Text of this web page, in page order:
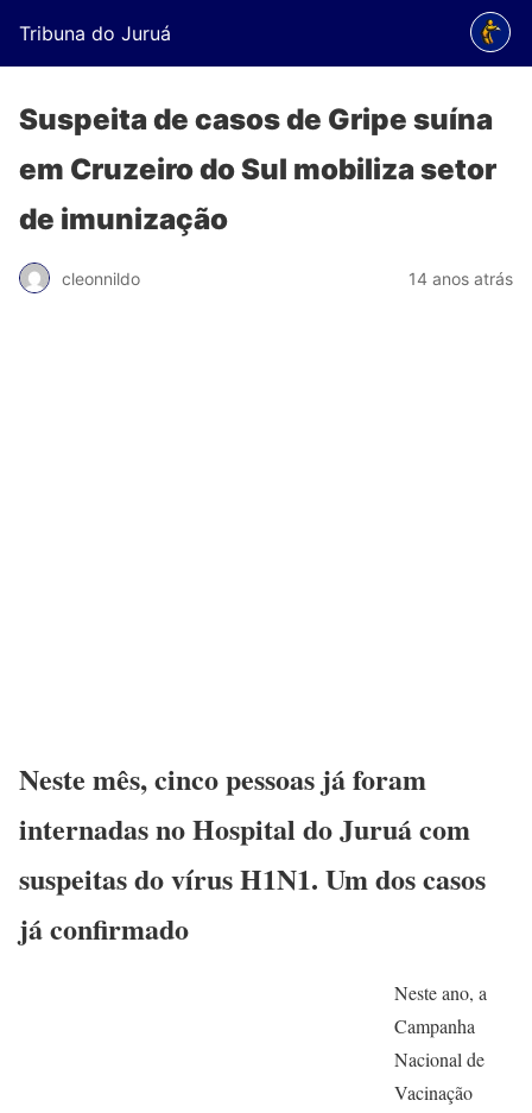
Tribuna do Juruá
Suspeita de casos de Gripe suína
em Cruzeiro do Sul mobiliza setor
de imunização
cleonnildo 14 anos atrás
Neste mês, cinco pessoas já foram
internadas no Hospital do Juruá com
suspeitas do vírus H1N1. Um dos casos
já confirmado
Neste ano, a
Campanha
Nacional de
Vacinação